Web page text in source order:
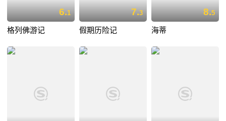
6.1
格列佛游记
7.3
假期历险记
8.5
海蒂